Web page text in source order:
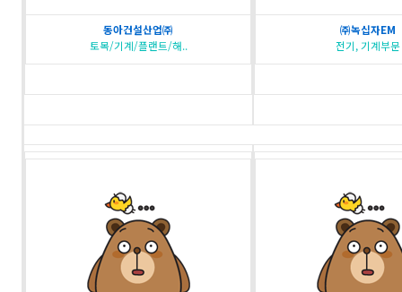
동아건설산업㈜
토목/기계/플랜트/해..
㈜녹십자EM
전기, 기계부문